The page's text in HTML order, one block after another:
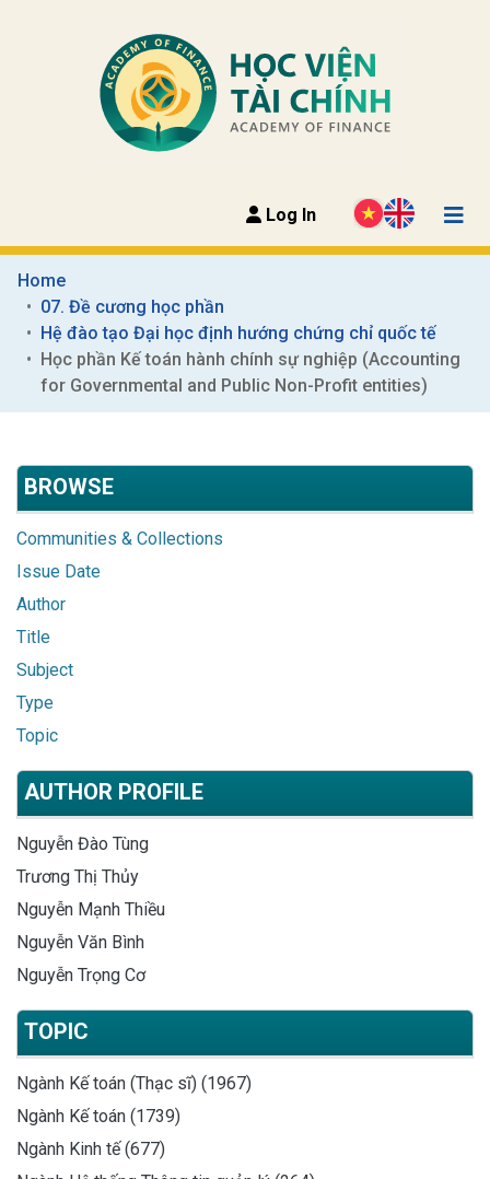
Log In
Home
07. Đề cương học phần
Hệ đào tạo Đại học định hướng chứng chỉ quốc tế
Học phần Kế toán hành chính sự nghiệp (Accounting
for Governmental and Public Non-Profit entities)
BROWSE
Communities & Collections
Issue Date
Author
Title
Subject
Type
Topic
AUTHOR PROFILE
Nguyễn Đào Tùng
Trương Thị Thủy
Nguyễn Mạnh Thiều
Nguyễn Văn Bình
Nguyễn Trọng Cơ
TOPIC
Ngành Kế toán (Thạc sĩ) (1967)
Ngành Kế toán (1739)
Ngành Kinh tế (677)